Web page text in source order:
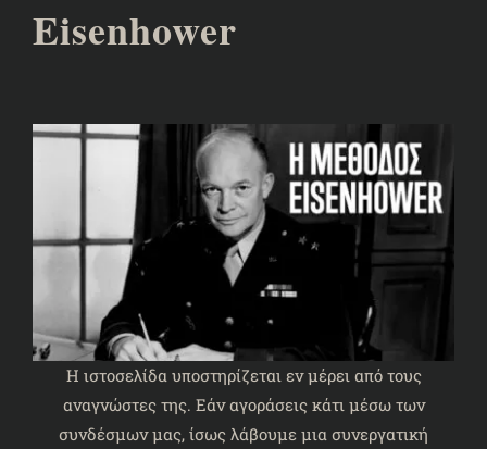
Eisenhower
Η ιστοσελίδα υποστηρίζεται εν μέρει από τους
αναγνώστες της. Εάν αγοράσεις κάτι μέσω των
συνδέσμων μας, ίσως λάβουμε μια συνεργατική